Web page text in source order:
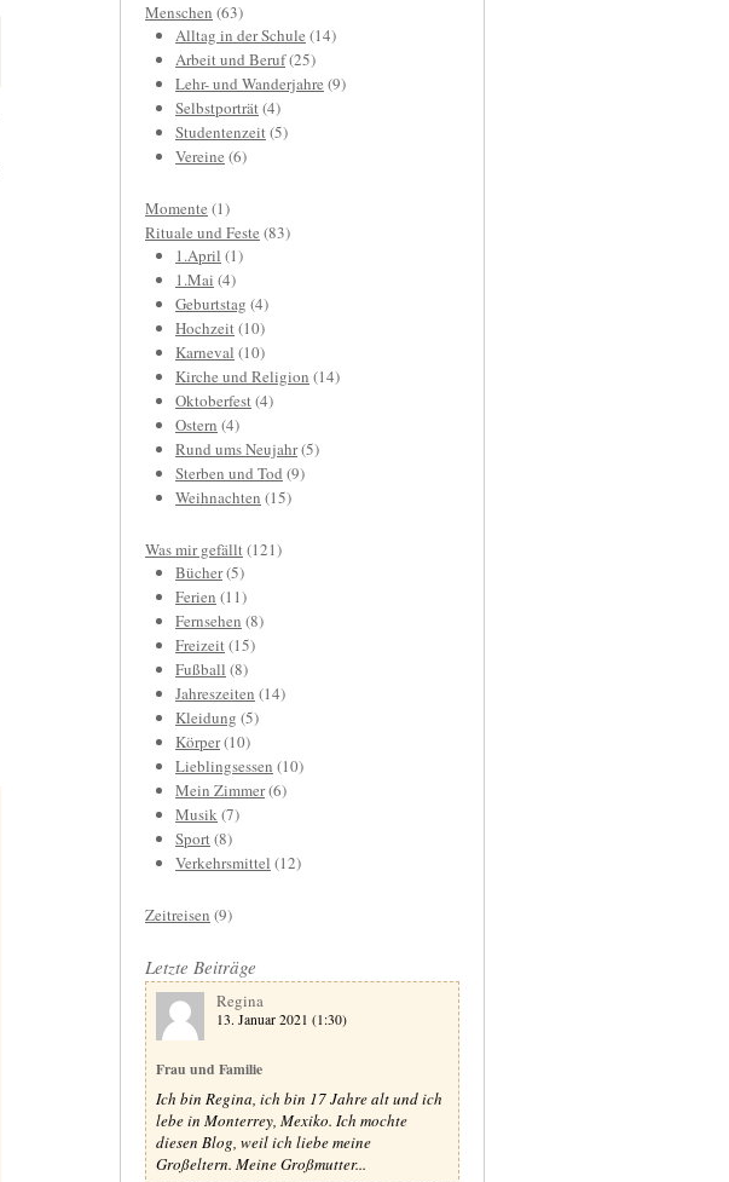
Menschen (63)
Alltag in der Schule (14)
Arbeit und Beruf(25)
Lehr- und Wanderjahre (9)
Selbstporträt(4)
Studentenzeit(5)
Vereine (6)
Momente (1)
Rituale und Feste (83)
1.April (1)
1.Mai (4)
Geburtstag (4)
Hochzeit(10)
Karneval (10)
Kirche und Religion (14)
Oktoberfest(4)
Ostern (4)
Rund ums Neujahr(5)
Sterben und Tod (9)
Weihnachten (15)
Was mir gefällt(121)
Bücher(5)
Ferien (11)
Fernsehen (8)
Freizeit(15)
Fußball (8)
Jahreszeiten (14)
Kleidung (5)
Körper(10)
Lieblingsessen (10)
Mein Zimmer(6)
Musik(7)
Sport(8)
Verkehrsmittel (12)
Zeitreisen (9)
Letzte Beiträge
Regina
13. Januar 2021 (1:30)
Frau und Familie
Ich bin Regina, ich bin 17 Jahre alt und ich
lebe in Monterrey, Mexiko. Ich mochte
diesen Blog, weil ich liebe meine
Großeltern. Meine Großmutter...